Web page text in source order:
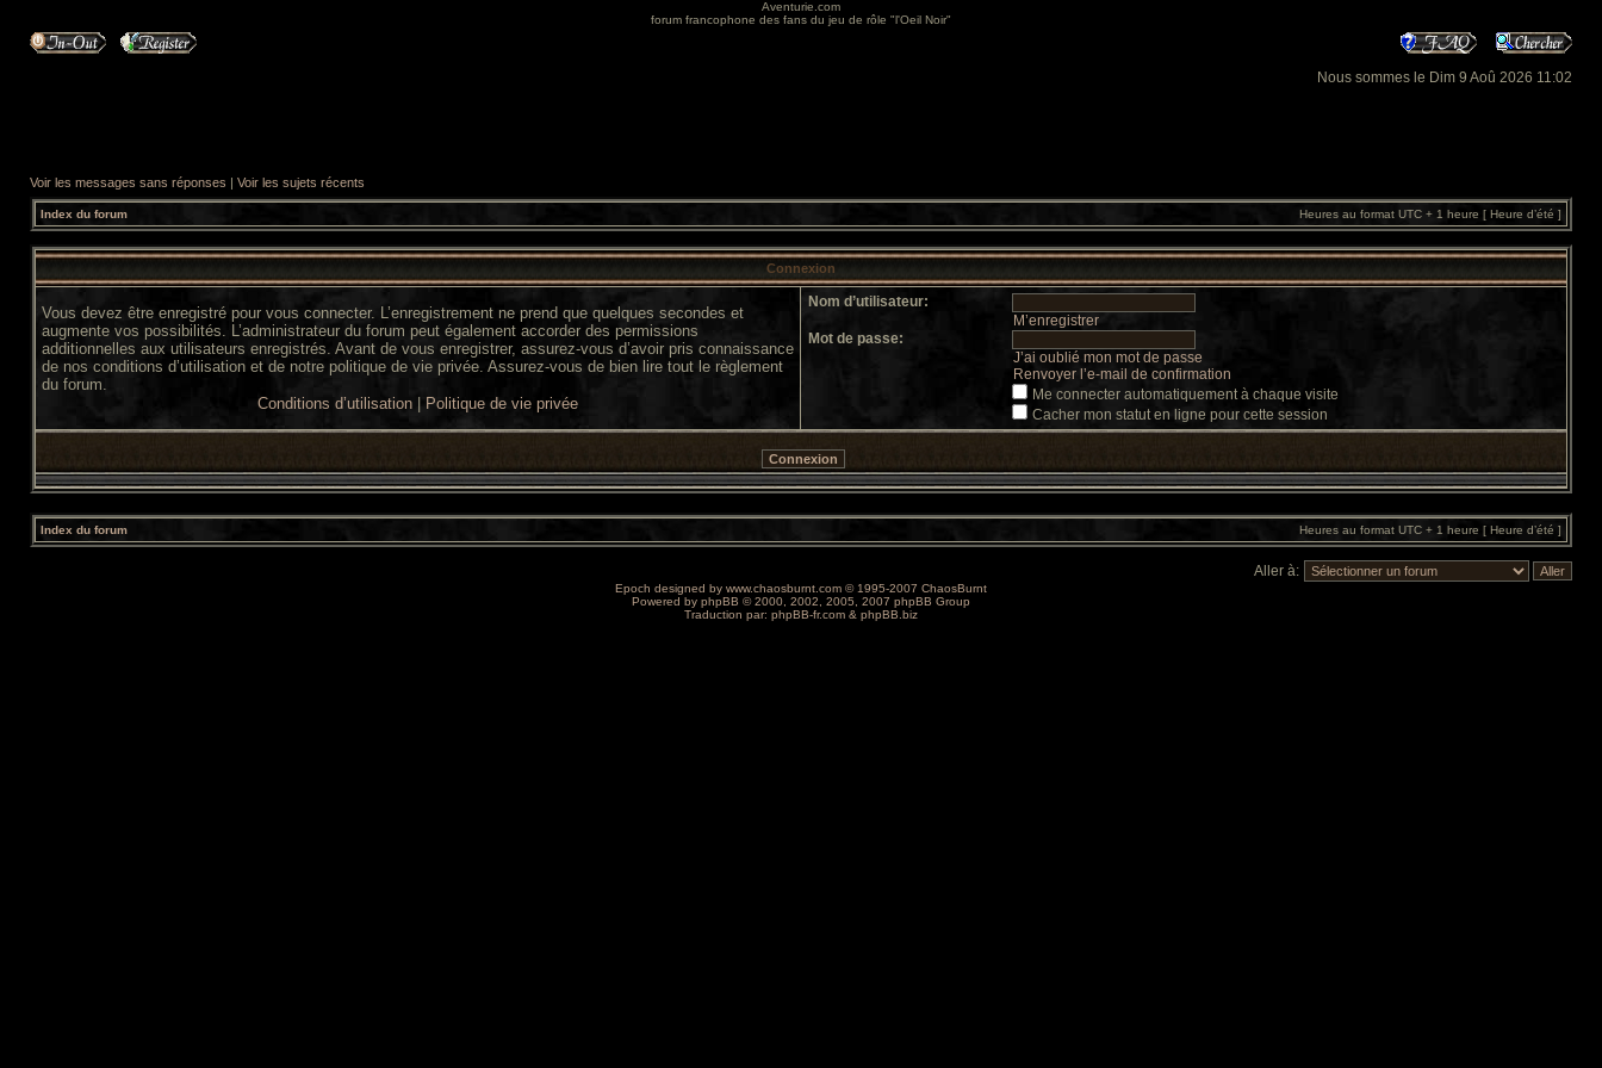
Aventurie.com
forum francophone des fans du jeu de rôle "l'Oeil Noir"
Nous sommes le Dim 9 Aoû 2026 11:02
Voir les messages sans réponses | Voir les sujets récents
Index du forum Heures au format UTC + 1 heure [ Heure d’été ]
Connexion
Vous devez être enregistré pour vous connecter. L’enregistrement ne prend que quelques secondes et
augmente vos possibilités. L’administrateur du forum peut également accorder des permissions
additionnelles aux utilisateurs enregistrés. Avant de vous enregistrer, assurez-vous d’avoir pris connaissance
de nos conditions d’utilisation et de notre politique de vie privée. Assurez-vous de bien lire tout le règlement
du forum.
Conditions d’utilisation
Politique de vie privée
Nom d’utilisateur:
M’enregistrer
Mot de passe:
J’ai oublié mon mot de passe
Renvoyer l’e-mail de confirmation
Me connecter automatiquement à chaque visite
Cacher mon statut en ligne pour cette session
Index du forum Heures au format UTC + 1 heure [ Heure d’été ]
Aller à:
Epoch designed by www.chaosburnt.com © 1995-2007 ChaosBurnt
Powered by phpBB © 2000, 2002, 2005, 2007 phpBB Group
Traduction par: phpBB-fr.com & phpBB.biz